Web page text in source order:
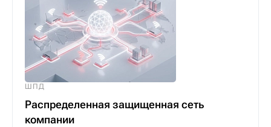
ШПД
Распределенная защищенная сеть
компании